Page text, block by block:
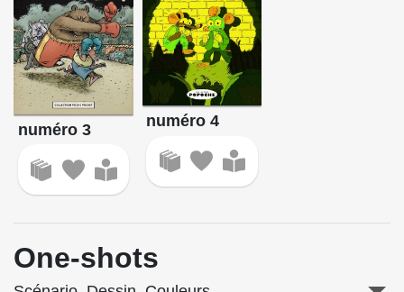
numéro 3 numéro 4
One-shots